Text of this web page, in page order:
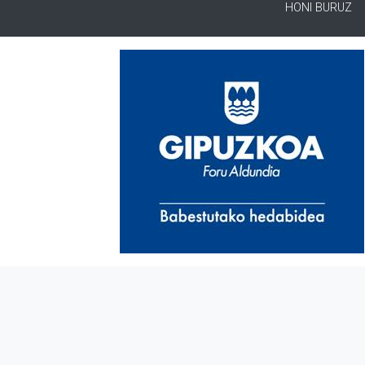
HONI BURUZ